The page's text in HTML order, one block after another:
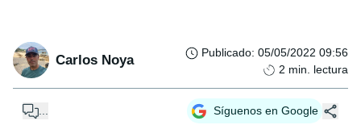
Carlos Noya Publicado: 05/05/2022 09:56
2 min. lectura
... Síguenos en Google